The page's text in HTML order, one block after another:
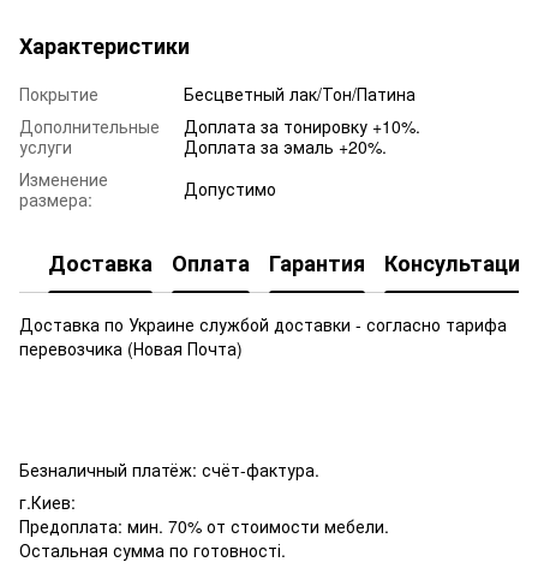
Характеристики
Покрытие
Бесцветный лак/Тон/Патина
Дополнительные
услуги
Доплата за тонировку +10%.
Доплата за эмаль +20%.
Изменение
размера:
Допустимо
Доставка Оплата Гарантия Консультация
Доставка по Украине службой доставки - согласно тарифа
перевозчика (Новая Почта)
Безналичный платёж: счёт-фактура.
г.Киев:
Предоплата: мин. 70% от стоимости мебели.
Остальная сумма по готовності.